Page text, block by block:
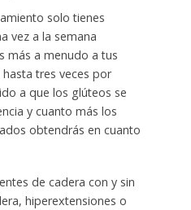
solo tienes
vez a la semana
más a menudo a tus
tres veces por
a que los glúteos se
y cuanto más los
obtendrás en cuanto
de cadera con y sin
hiperextensiones o